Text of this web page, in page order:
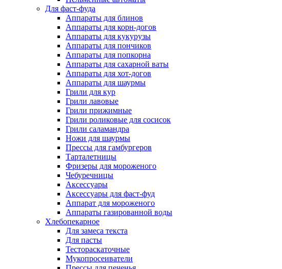
Для фаст-фуда
Аппараты для блинов
Аппараты для корн-догов
Аппараты для кукурузы
Аппараты для пончиков
Аппараты для попкорна
Аппараты для сахарной ваты
Аппараты для хот-догов
Аппараты для шаурмы
Грили для кур
Грили лавовые
Грили прижимные
Грили роликовые для сосисок
Грили саламандра
Ножи для шаурмы
Прессы для гамбургеров
Тарталетницы
Фризеры для мороженого
Чебуречницы
Аксессуары
Аксессуары для фаст-фуд
Аппарат для мороженого
Аппараты газированной воды
Хлебопекарное
Для замеса текста
Для пасты
Тестораскаточные
Мукопросеиватели